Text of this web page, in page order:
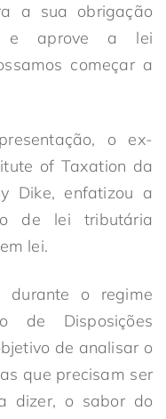
a sua obrigação
e aprove a lei
começar a
o ex-
of Taxation da
Dike, enfatizou a
de lei tributária
lei.
durante o regime
de Disposições
de analisar o
que precisam ser
dizer, o sabor do